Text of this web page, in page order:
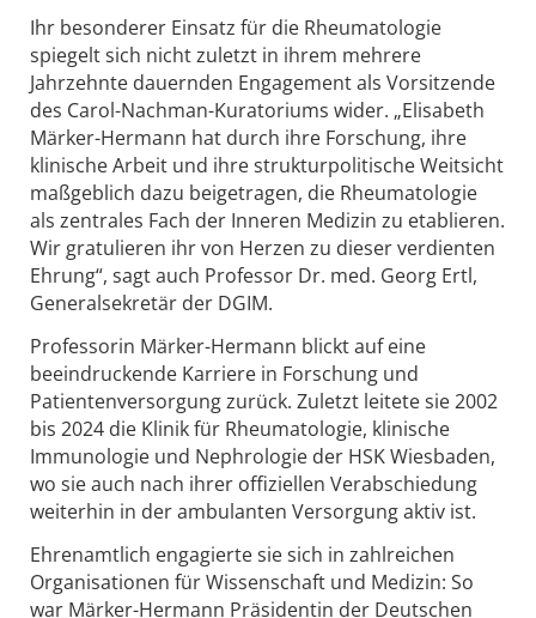
Ihr besonderer Einsatz für die Rheumatologie
spiegelt sich nicht zuletzt in ihrem mehrere
Jahrzehnte dauernden Engagement als Vorsitzende
des Carol-Nachman-Kuratoriums wider. „Elisabeth
Märker-Hermann hat durch ihre Forschung, ihre
klinische Arbeit und ihre strukturpolitische Weitsicht
maßgeblich dazu beigetragen, die Rheumatologie
als zentrales Fach der Inneren Medizin zu etablieren.
Wir gratulieren ihr von Herzen zu dieser verdienten
Ehrung“, sagt auch Professor Dr. med. Georg Ertl,
Generalsekretär der DGIM.
Professorin Märker-Hermann blickt auf eine
beeindruckende Karriere in Forschung und
Patientenversorgung zurück. Zuletzt leitete sie 2002
bis 2024 die Klinik für Rheumatologie, klinische
Immunologie und Nephrologie der HSK Wiesbaden,
wo sie auch nach ihrer offiziellen Verabschiedung
weiterhin in der ambulanten Versorgung aktiv ist.
Ehrenamtlich engagierte sie sich in zahlreichen
Organisationen für Wissenschaft und Medizin: So
war Märker-Hermann Präsidentin der Deutschen